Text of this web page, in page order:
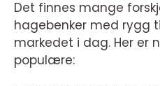
Det finnes mange
hagebenker med rygg
markedet i dag. Her er
populære: